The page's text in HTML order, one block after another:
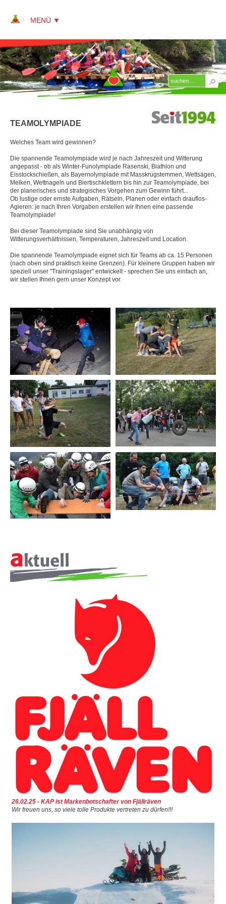
▼
Abseilen
Bergsteigen
Blockhausbau
Bogenschießen
City Bound
Drachenboot
Floßbau
Geocaching und Navigations-Schatzsuche
Höhlenexpedition
Iglu-Bau
Kanu
Klettersteig
Kugelbahn
Mountainbike
Offroad-Challenge
Online-Kettenreaktionsparcours
Outdoor-Teamkochen
Rennschlitten-Bau
Segeln
Schwitzhütten-Bau
Seifenkisten-Bau
Teamolympiade
Wasserspaß
AKTUELLES
FEEDBACK
UNSERE PARTNER
REFERENZEN
LANDKARTE REFERENZEN
TEAMOLYMPIADE
Welches Team wird gewinnen?
Die spannende Teamolympiade wird je nach Jahreszeit und Witterung
angepasst - ob als Winter-Funolympiade Rasenski, Biathlon und
Eisstockschießen, als Bayernolympiade mit Masskrugstemmen, Wettsägen,
Melken, Wettnageln und Biertischklettern bis hin zur Teamolympiade, bei
der planerisches und strategisches Vorgehen zum Gewinn führt...
Ob lustige oder ernste Aufgaben, Rätseln, Planen oder einfach drauflos-
Agieren: je nach Ihren Vorgaben erstellen wir Ihnen eine passende
Teamolympiade!
Bei dieser Teamolympiade sind Sie unabhängig von
Witterungsverhältnissen, Temperaturen, Jahreszeit und Location.
Die spannende Teamolympiade eignet sich für Teams ab ca. 15 Personen
(nach oben sind praktisch keine Grenzen). Für kleinere Gruppen haben wir
speziell unser "Trainingslager" entwickelt - sprechen Sie uns einfach an,
wir stellen Ihnen gern unser Konzept vor.
26.02.25 - KAP ist Markenbotschafter von Fjällräven
Wir freuen uns, so viele tolle Produkte vertreten zu dürfen!!!